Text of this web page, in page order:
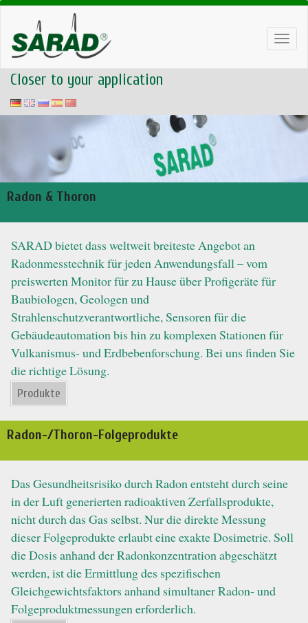
Closer to your application
Radon & Thoron
SARAD bietet dass weltweit breiteste Angebot an
Radonmesstechnik für jeden Anwendungsfall – vom
preiswerten Monitor für zu Hause über Profigeräte für
Baubiologen, Geologen und
Strahlenschutzverantwortliche, Sensoren für die
Gebäudeautomation bis hin zu komplexen Stationen für
Vulkanismus- und Erdbebenforschung. Bei uns finden Sie
die richtige Lösung.
Produkte
Radon-/Thoron-Folgeprodukte
Das Gesundheitsrisiko durch Radon entsteht durch seine
in der Luft generierten radioaktiven Zerfallsprodukte,
nicht durch das Gas selbst. Nur die direkte Messung
dieser Folgeprodukte erlaubt eine exakte Dosimetrie. Soll
die Dosis anhand der Radonkonzentration abgeschätzt
werden, ist die Ermittlung des spezifischen
Gleichgewichtsfaktors anhand simultaner Radon- und
Folgeproduktmessungen erforderlich.